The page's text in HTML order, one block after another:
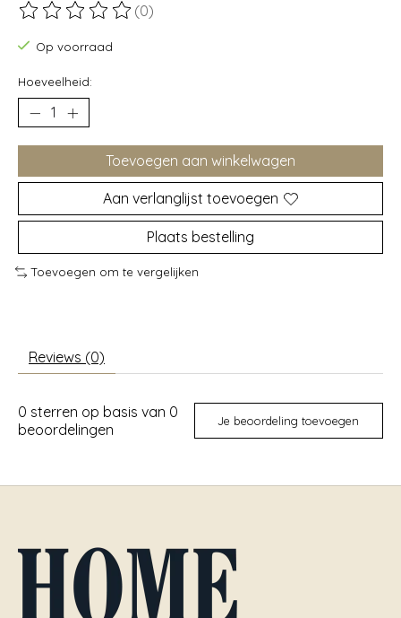
De beoordeling van dit product is
(0)
Op voorraad
Hoeveelheid:
Toevoegen aan winkelwagen
Aan verlanglijst toevoegen
Plaats bestelling
Toevoegen om te vergelijken
Reviews (0)
0 sterren op basis van 0
beoordelingen
Je beoordeling toevoegen